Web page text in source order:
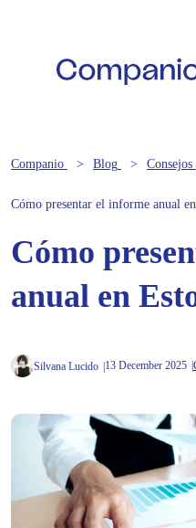
Companio Blog Consejos
Cómo presentar el informe anual
Cómo
anual en
Silvana Lucido 13 December 2025